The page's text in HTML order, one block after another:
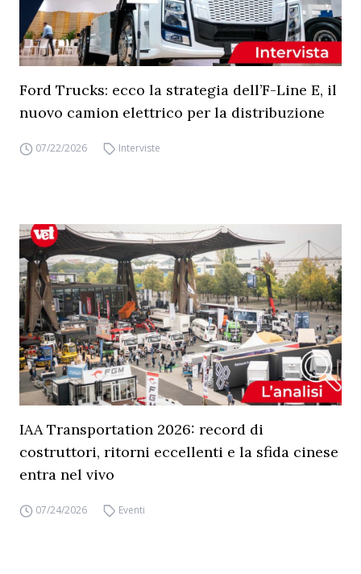
Ford Trucks: ecco la strategia dell’F-Line E, il
nuovo camion elettrico per la distribuzione
07/22/2026 Interviste
IAA Transportation 2026: record di
costruttori, ritorni eccellenti e la sfida cinese
entra nel vivo
07/24/2026 Eventi